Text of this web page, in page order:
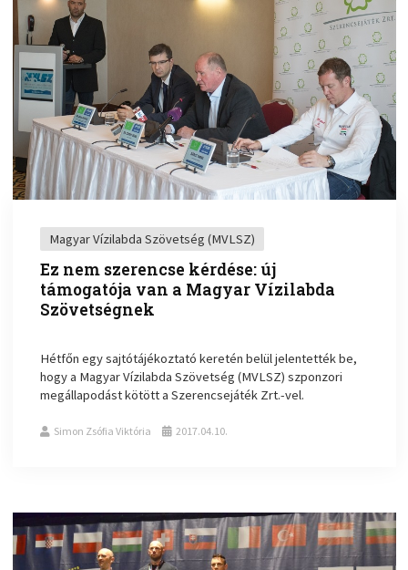
Magyar Vízilabda Szövetség (MVLSZ)
Ez nem szerencse kérdése: új
támogatója van a Magyar Vízilabda
Szövetségnek
Hétfőn egy sajtótájékoztató keretén belül jelentették be,
hogy a Magyar Vízilabda Szövetség (MVLSZ) szponzori
megállapodást kötött a Szerencsejáték Zrt.-vel.
Simon Zsófia Viktória 2017.04.10.